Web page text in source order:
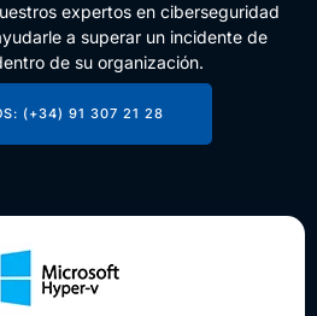
expertos en ciberseguridad
a superar un incidente de
de su organización.
(+34) 91 307 21 28